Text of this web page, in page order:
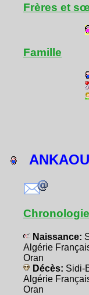
Frères et
Famille
Chronologie
Naissance:
Algérie
Oran
Décès: Sidi-
Algérie
Oran